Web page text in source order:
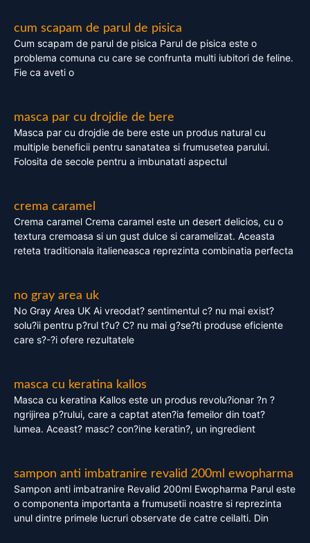
cum scapam de parul de pisica
Cum scapam de parul de pisica Parul de pisica este o
problema comuna cu care se confrunta multi iubitori de feline.
Fie ca aveti o
masca par cu drojdie de bere
Masca par cu drojdie de bere este un produs natural cu
multiple beneficii pentru sanatatea si frumusetea parului.
Folosita de secole pentru a imbunatati aspectul
crema caramel
Crema caramel Crema caramel este un desert delicios, cu o
textura cremoasa si un gust dulce si caramelizat. Aceasta
reteta traditionala italieneasca reprezinta combinatia perfecta
no gray area uk
No Gray Area UK Ai vreodat? sentimentul c? nu mai exist?
solu?ii pentru p?rul t?u? C? nu mai g?se?ti produse eficiente
care s?-?i ofere rezultatele
masca cu keratina kallos
Masca cu keratina Kallos este un produs revolu?ionar ?n ?
ngrijirea p?rului, care a captat aten?ia femeilor din toat?
lumea. Aceast? masc? con?ine keratin?, un ingredient
sampon anti imbatranire revalid 200ml ewopharma
Sampon anti imbatranire Revalid 200ml Ewopharma Parul este
o componenta importanta a frumusetii noastre si reprezinta
unul dintre primele lucruri observate de catre ceilalti. Din